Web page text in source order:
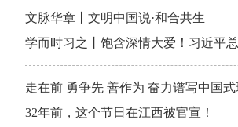
文脉华章丨文明中国说·和合共生
学而时习之丨饱含深情大爱！习近平
走在前 勇争先 善作为 奋力谱写中国
32年前，这个节日在江西被官宣！